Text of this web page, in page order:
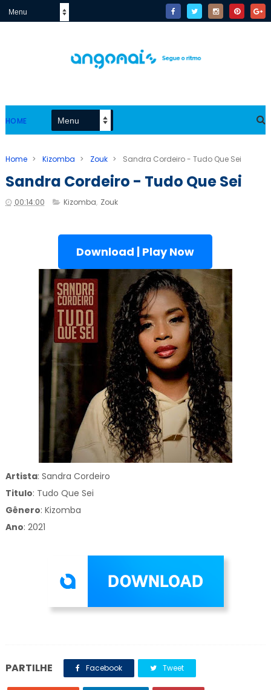
HOME
Home > Kizomba > Zouk > Sandra Cordeiro - Tudo Que Sei
Sandra Cordeiro - Tudo Que Sei
00:14:00 Kizomba, Zouk
Download | Play Now
Artista: Sandra Cordeiro
Titulo: Tudo Que Sei
Gênero: Kizomba
Ano: 2021
PARTILHE Facebook Tweet